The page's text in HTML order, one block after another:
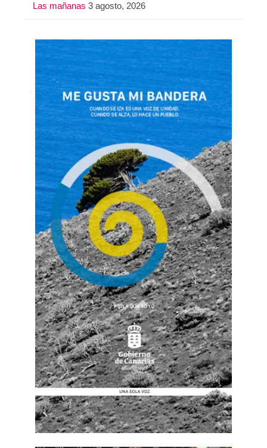
Las mañanas 3 agosto, 2026